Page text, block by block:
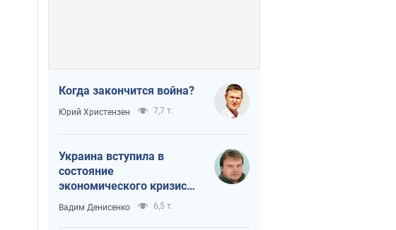
Когда закончится война?
Юрий Христензен 7,7 т.
Украина вступила в
состояние
экономического кризиса.
Есть ли свет в конце
туннеля?
Вадим Денисенко 6,5 т.